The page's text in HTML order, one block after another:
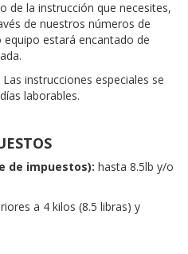
de impuestos):hasta 8.5lb y/o
a 4 kilos (8.5 libras) y
de la posición
categorías